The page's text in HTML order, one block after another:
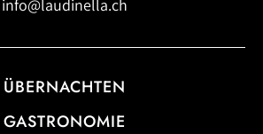
info@laudinella.ch
ÜBERNACHTEN
GASTRONOMIE